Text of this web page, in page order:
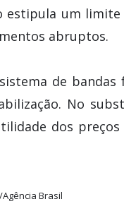
estipula um
abruptos.
de bandas
No
dos preços
Brasil